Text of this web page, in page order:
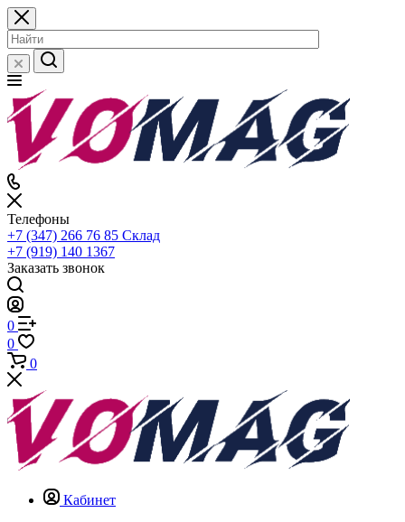
Телефоны
+7 (347) 266 76 85 Склад
+7 (919) 140 1367
Заказать звонок
0
0
0
Кабинет